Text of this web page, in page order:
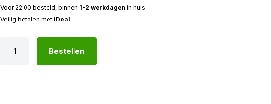
Voor 22:00 besteld, binnen 1-2 werkdagen in huis
Veilig betalen met iDeal
Bestellen